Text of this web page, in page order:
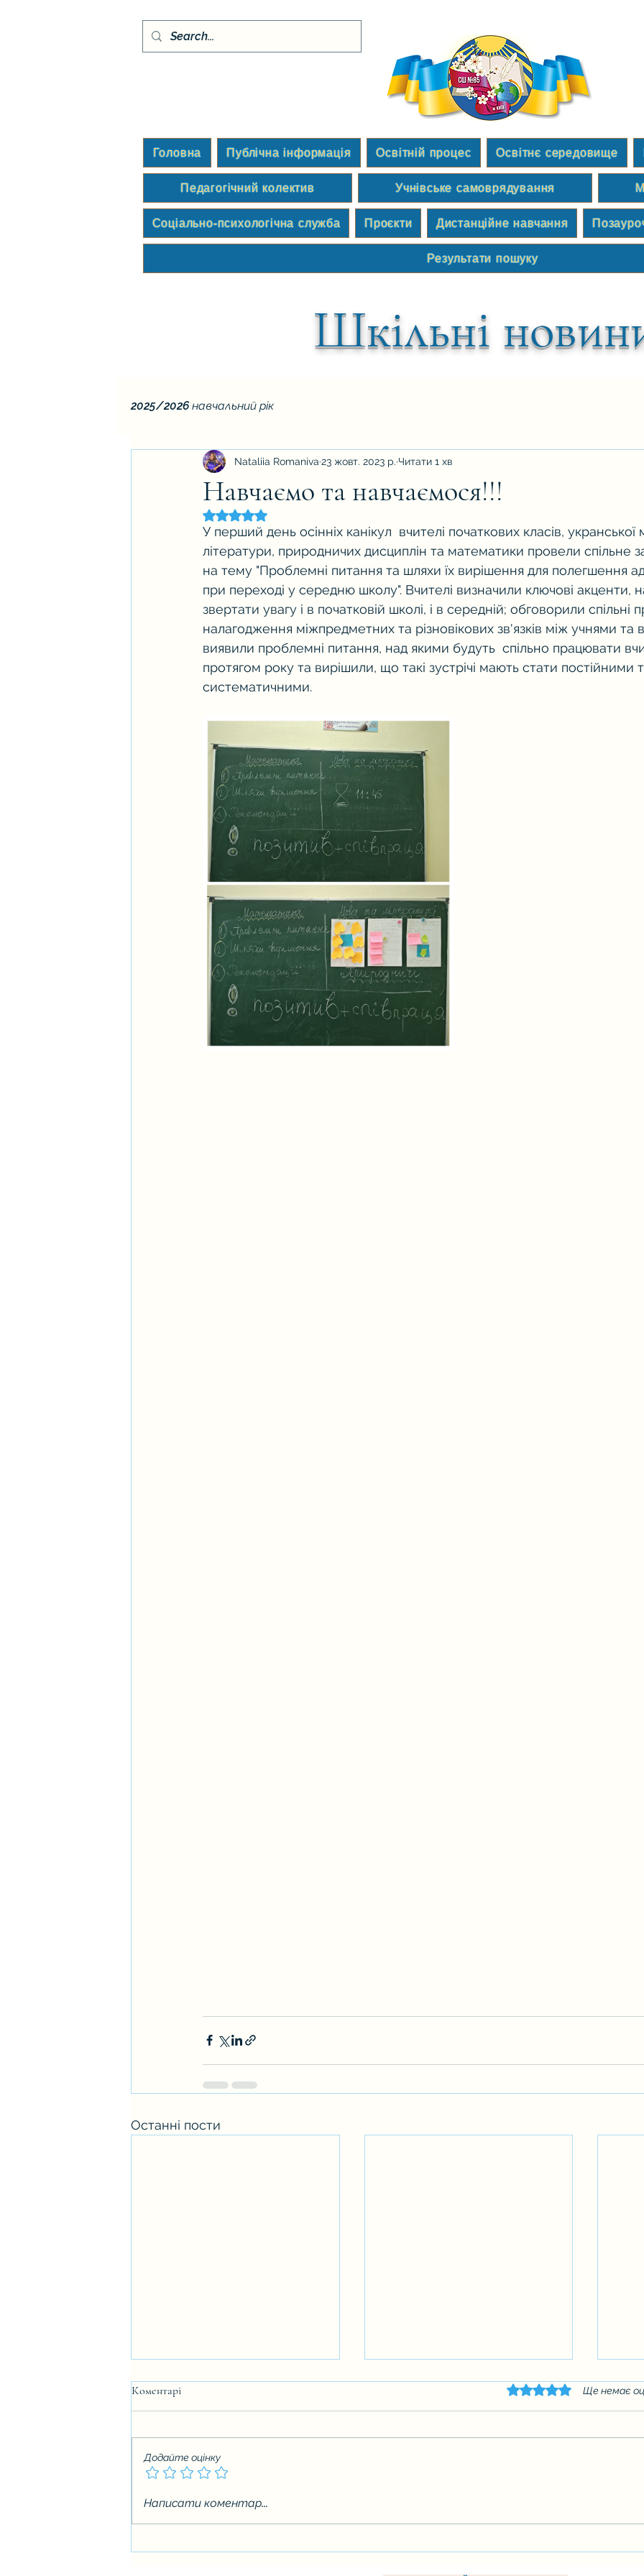
Головна Публічна інформація Освітній процес Освітнє середовище
Педагогічний колектив Учнівське самоврядування
Соціально-психологічна служба Проєкти Дистанційне навчання
Результати пошуку
Шкільні
2025/2026 навчальний рік
Навчаємо та навчаємося!!!
Nataliia Romaniva 23 жовт. 2023 р. Читати 1 хв
Оцінка: NaN з 5 зірок.
У перший день осінніх канікул  вчителі початкових класів, укранської
літератури, природничих дисциплін та математики провели спільне
на тему "Проблемні питання та шляхи їх вирішення для полегшення
при переході у середню школу". Вчителі визначили ключові акценти,
звертати увагу і в початковій школі, і в середній; обговорили спільні
налагодження міжпредметних та різновікових зв'язків між учнями та
виявили проблемні питання, над якими будуть  спільно працювати
протягом року та вирішили, що такі зустрічі мають стати постійними
систематичними.
Останні пости
Вступна кампанія 2026
Коментарі Оцінка: 0 з 5 зірок.
Ще немає
Додайте оцінку
Написати коментар...